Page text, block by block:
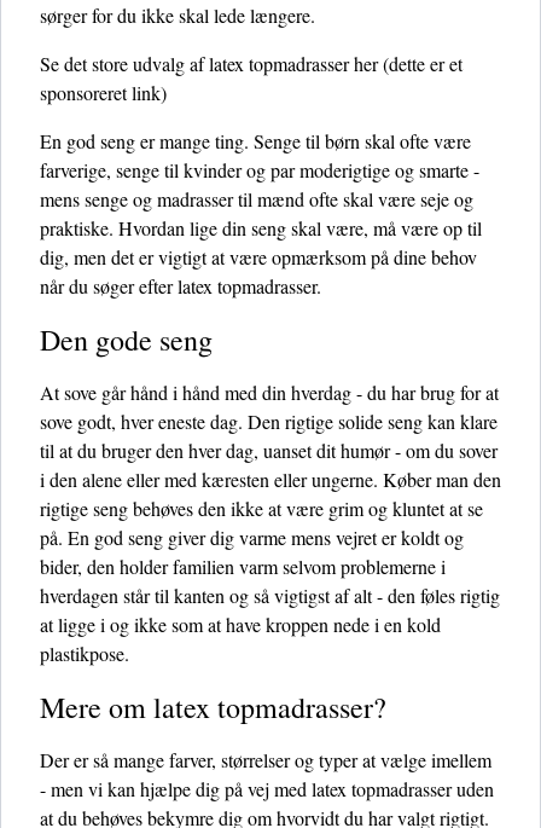
sørger for du ikke skal lede længere.
Se det store udvalg af latex topmadrasser her(dette er et
sponsoreret link)
En god seng er mange ting. Senge til børn skal ofte være
farverige, senge til kvinder og par moderigtige og smarte -
mens senge og madrasser til mænd ofte skal være seje og
praktiske. Hvordan lige din seng skal være, må være op til
dig, men det er vigtigt at være opmærksom på dine behov
når du søger efter latex topmadrasser.
Den gode seng
At sove går hånd i hånd med din hverdag - du har brug for at
sove godt, hver eneste dag. Den rigtige solide seng kan klare
til at du bruger den hver dag, uanset dit humør - om du sover
i den alene eller med kæresten eller ungerne. Køber man den
rigtige seng behøves den ikke at være grim og kluntet at se
på. En god seng giver dig varme mens vejret er koldt og
bider, den holder familien varm selvom problemerne i
hverdagen står til kanten og så vigtigst af alt - den føles rigtig
at ligge i og ikke som at have kroppen nede i en kold
plastikpose.
Mere om latex topmadrasser?
Der er så mange farver, størrelser og typer at vælge imellem
- men vi kan hjælpe dig på vej med latex topmadrasser uden
at du behøves bekymre dig om hvorvidt du har valgt rigtigt.